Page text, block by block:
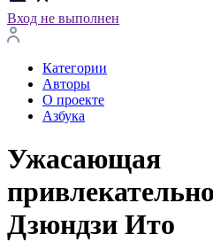
Вход не выполнен
Категории
Авторы
О проекте
Азбука
Ужасающая
Дзюндзи Ито